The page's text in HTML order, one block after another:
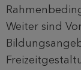
Weiter sind